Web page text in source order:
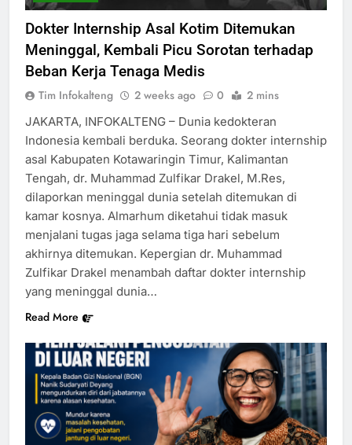
Dokter Internship Asal Kotim Ditemukan
Meninggal, Kembali Picu Sorotan terhadap
Beban Kerja Tenaga Medis
Tim Infokalteng 2 weeks ago 0 2 mins
JAKARTA, INFOKALTENG – Dunia kedokteran
Indonesia kembali berduka. Seorang dokter internship
asal Kabupaten Kotawaringin Timur, Kalimantan
Tengah, dr. Muhammad Zulfikar Drakel, M.Res,
dilaporkan meninggal dunia setelah ditemukan di
kamar kosnya. Almarhum diketahui tidak masuk
menjalani tugas jaga selama tiga hari sebelum
akhirnya ditemukan. Kepergian dr. Muhammad
Zulfikar Drakel menambah daftar dokter internship
yang meninggal dunia…
Read More